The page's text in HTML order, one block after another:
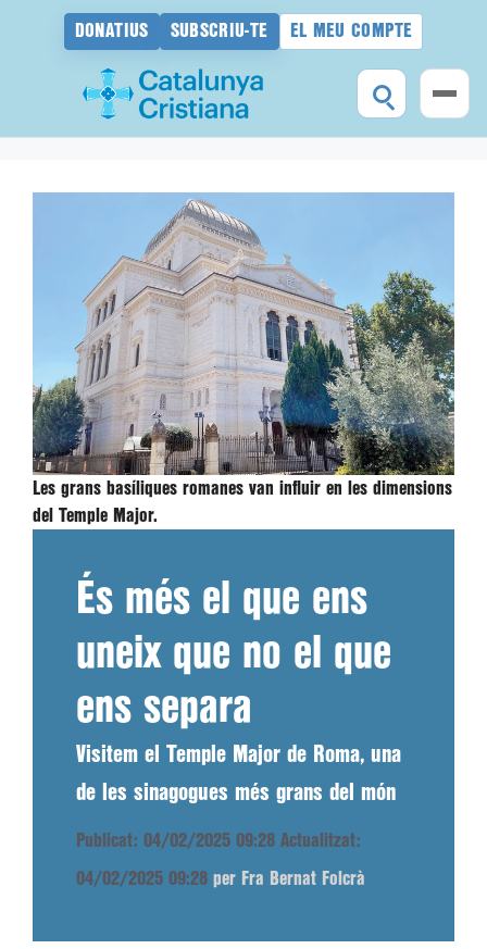
DONATIUS SUBSCRIU-TE EL MEU COMPTE
Les grans basíliques romanes van influir en les dimensions
del Temple Major.
És més el que ens
uneix que no el que
ens separa
Visitem el Temple Major de Roma, una
de les sinagogues més grans del món
Publicat: 04/02/2025 09:28 Actualitzat:
04/02/2025 09:28 per Fra Bernat Folcrà